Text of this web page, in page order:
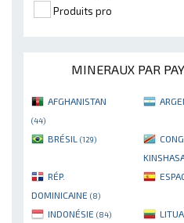
Produits pro
MINERAUX PAR
AFGHANISTAN
(44)
BRÉSIL (129)
RÉP.
DOMINICAINE (8)
INDONÉSIE (84)